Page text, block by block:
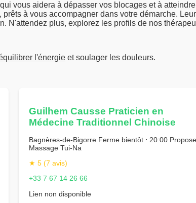
qui vous aidera à dépasser vos blocages et à
à vous accompagner dans votre démarche.
N'attendez plus, explorez les profils de nos
l'énergie et soulager les douleurs.
Guilhem Causse Praticien en
Médecine Traditionnel Chinoise
Bagnères-de-Bigorre Ferme bientôt ⋅ 20:00
Massage Tui-Na
★ 5 (7 avis)
+33 7 67 14 26 66
Lien non disponible